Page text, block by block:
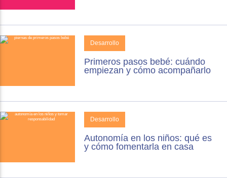
Desarrollo
Primeros pasos bebé: cuándo
empiezan y cómo acompañarlo
Desarrollo
Autonomía en los niños: qué es
y cómo fomentarla en casa